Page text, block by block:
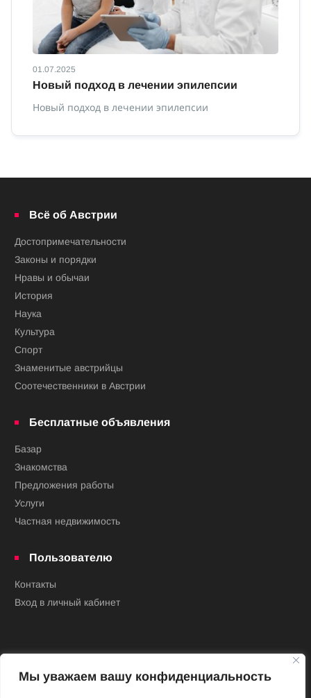
Мы уважаем вашу конфиденциальность
01.07.2025
Новый подход в лечении эпилепсии
Новый подход в лечении эпилепсии
Всё об Австрии
Достопримечательности
Законы и порядки
Нравы и обычаи
История
Наука
Культура
Спорт
Знаменитые австрийцы
Соотечественники в Австрии
Бесплатные объявления
Базар
Знакомства
Предложения работы
Услуги
Частная недвижимость
Пользователю
Контакты
Вход в личный кабинет